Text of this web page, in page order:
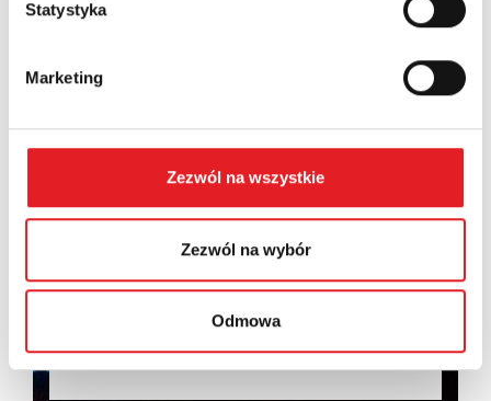
Statystyka
Marketing
Zezwól na wszystkie
Zezwól na wybór
Odmowa
osobowych przez Relpol S.A. Więcej informacji na
prywatności.*
Zapoznałem z treściąPolityki Prywatności